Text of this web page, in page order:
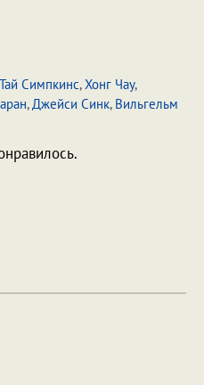
Тай Симпкинс,Хонг Чау,
,Джейси Синк, Вильгельм